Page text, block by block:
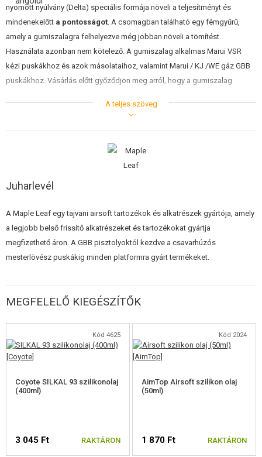
SÉRÜLT, HASZNÁLT ÁRUK
HÍREK
KEDVEZMÉNYEK
nyomott nyúlvány (Delta) speciális formája növeli a teljesítményt és
mindenekelőtt a pontosságot. A csomagban található egy fémgyűrű,
amely a gumiszalagra felhelyezve még jobban növeli a tömítést.
Használata azonban nem kötelező. A gumiszalag alkalmas Marui VSR
kézi puskákhoz és azok másolataihoz, valamint Marui / KJ /WE gáz GBB
puskákhoz. Vásárlás előtt győződjön meg arról, hogy a gumiszalag
60° 90-120m/s (295-400 FPS) torkolati sebességű fegyvereknél
70° 110-140 m/s (360-460 FPS) torkolati sebességű fegyverek esetén
75° a 130-150 m/s (430-500 FPS) torkolati sebességű fegyverek
esetében
Értesítés
A hop-up gumiszalag megfelelő működése érdekében a használt csőnek
nem szabad, hogy a nyomásnyílásnál híd legyen.
A teljes szöveg
Juharlevél
A Maple Leaf egy tajvani airsoft tartozékok és alkatrészek gyártója, amely
a legjobb belső frissítő alkatrészeket és tartozékokat gyártja
megfizethető áron. A GBB pisztolyoktól kezdve a csavarhúzós
mesterlövész puskákig minden platformra gyárt termékeket.
MEGFELELŐ KIEGÉSZÍTŐK
Kód 4625
Coyote SILKAL 93 szilikonolaj
(400ml)
3 045 Ft RAKTÁRON
Kód 2024
AimTop Airsoft szilikon olaj
(50ml)
1 870 Ft RAKTÁRON